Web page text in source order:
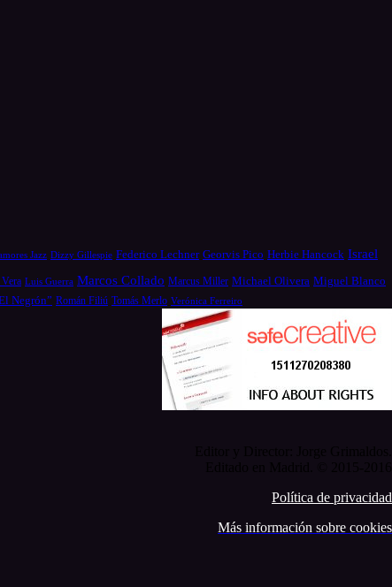
Jazz Dizzy Gillespie Federico Lechner Georvis Pico Herbie Hancock Israel
Luis Guerra Marcos Collado Marcus Miller Michael Olivera Miguel Blanco
Negrón” Román Filiú Tomás Merlo Verónica Ferreiro
Política de privacidad
Más información sobre cookies